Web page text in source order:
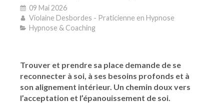
09 Mai 2026
Violaine Desbordes - Praticienne en Hypnose
Hypnose & Coaching
Trouver et prendre sa place demande de se
reconnecter à soi, à ses besoins profonds et à
son alignement intérieur. Un chemin doux vers
l’acceptation et l’épanouissement de soi.